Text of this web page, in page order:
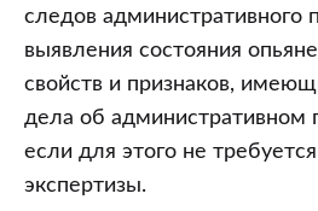
когда
оно
применяется?
следов административного
выявления состояния
свойств и признаков,
дела об административном
если для этого не
экспертизы.